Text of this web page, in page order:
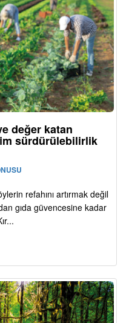
değer katan
sürdürülebilirlik
refahını artırmak değil
gıda güvencesine kadar